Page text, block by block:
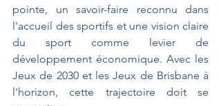
pointe, un savoir-faire reconnu dans
l'accueil des sportifs et une vision claire
du sport comme levier de
développement économique. Avec les
Jeux de 2030 et les Jeux de Brisbane à
l'horizon, cette trajectoire doit se